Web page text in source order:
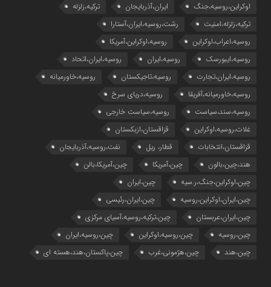
اوکراین،روسیه،جنگ
ایران،آذربایجان
ترکیه،زلزله
ترکیه،زلزله،امنیت
رشت،روسیه،ایران،آستارا
روسیه،اعراب،اوکراین
روسیه،اوکراین،آمریکا
روسیه،ایبورسک
روسیه،ایران
روسیه،ایران،اتحاد
روسیه،ایران،تجارت
روسیه،تاجیکستان
روسیه،خاورمیانه
روسیه،خاورمیانه،آفریقا
روسیه،دریای سرخ
روسیه،سند،سیاست
روسیه،سیاست خارجی
غلات،روسیه،اوکراین
قزاقستان،ازبکستان
قزاقستان،انتخابات
قطار، ریل
نفت،روسیه،آذربایجان
هند،چین،بالون
چین،آمریکا
چین،آمریکا،بالن
چین،اوکراین،جنگ،ر.سیه
چین،ایران
چین،ایران،اوکراین،روسیه
چین،ایران،رئیسی
چین،ایران،عربستان
چین،ترکیه،روسیه،آسیای مرکزی
چین،روسیه
چین،روسیه،اوکراین
چین،روسیه،ایران
چین،هند
چین،هژمونی،غرب چین،پاکستان،هند،هسته ای